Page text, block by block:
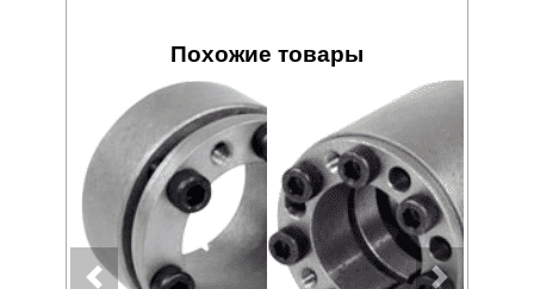
Похожие товары